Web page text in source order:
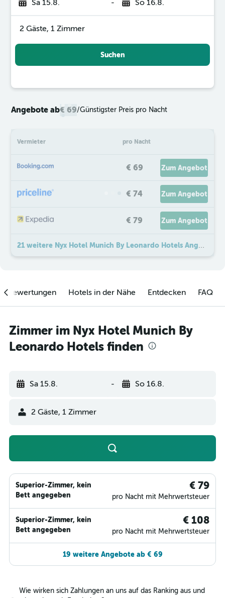
Sa 15.8. - So 16.8.
2 Gäste, 1 Zimmer
Suchen
Angebote ab€ 69/Günstigster Preis pro Nacht
Vermieter pro Nacht
€ 69 Zum Angebot
€ 74 Zum Angebot
€ 79 Zum Angebot
21 weitere Nyx Hotel Munich By Leonardo Hotels Angebote
Hotels in der Nähe Entdecken FAQ
Zimmer im Nyx Hotel Munich By
Leonardo Hotels finden
Sa 15.8. - So 16.8.
2 Gäste, 1 Zimmer
Superior-Zimmer, kein
Bett angegeben
€ 79
pro Nacht mit Mehrwertsteuer
Superior-Zimmer, kein
Bett angegeben
€ 108
pro Nacht mit Mehrwertsteuer
19 weitere Angebote ab € 69
Wie wirken sich Zahlungen an uns auf das Ranking aus und